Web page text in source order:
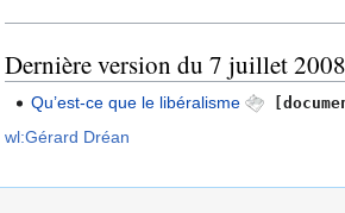
Dernière version du 7 juillet
Qu’est-ce que le libéralisme
wl:Gérard Dréan